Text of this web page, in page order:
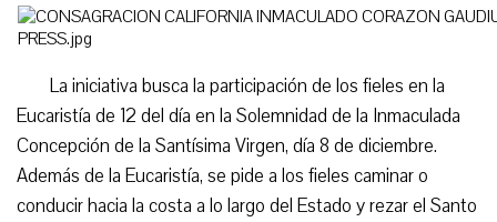
La iniciativa busca la participación de los fieles en la
Eucaristía de 12 del día en la Solemnidad de la Inmaculada
Concepción de la Santísima Virgen, día 8 de diciembre.
Además de la Eucaristía, se pide a los fieles caminar o
conducir hacia la costa a lo largo del Estado y rezar el Santo